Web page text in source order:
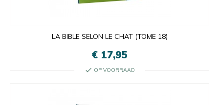
LA BIBLE SELON LE CHAT (TOME 18)
€ 17,95
check OP VOORRAAD